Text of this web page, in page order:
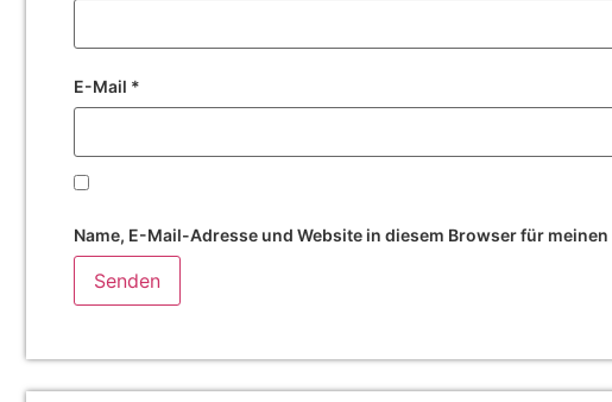
E-Mail *
Name, E-Mail-Adresse und Website in diesem Browser für